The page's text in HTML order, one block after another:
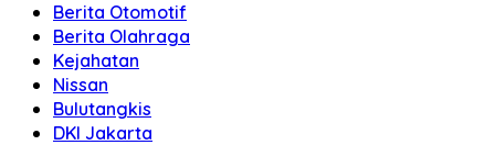
Berita Otomotif
Berita Olahraga
Kejahatan
Nissan
Bulutangkis
DKI Jakarta